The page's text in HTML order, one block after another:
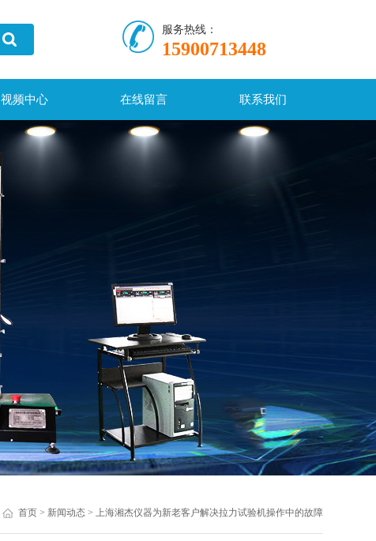
服务热线：
15900713448
视频中心 在线留言 联系我们
首页> 新闻动态> 上海湘杰仪器为新老客户解决拉力试验机操作中的故障